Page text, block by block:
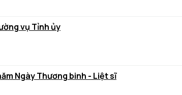
vụ Tỉnh ủy
Ngày Thương binh - Liệt sĩ